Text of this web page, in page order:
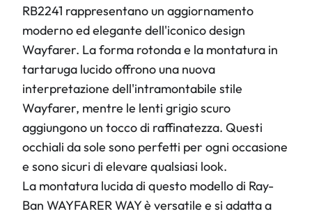
RB2241 rappresentano un aggiornamento
moderno ed elegante dell'iconico design
Wayfarer. La forma rotonda e la montatura in
tartaruga lucido offrono una nuova
interpretazione dell'intramontabile stile
Wayfarer, mentre le lenti grigio scuro
aggiungono un tocco di raffinatezza. Questi
occhiali da sole sono perfetti per ogni occasione
e sono sicuri di elevare qualsiasi look.
La montatura lucida di questo modello di Ray-
Ban WAYFARER WAY è versatile e si adatta a